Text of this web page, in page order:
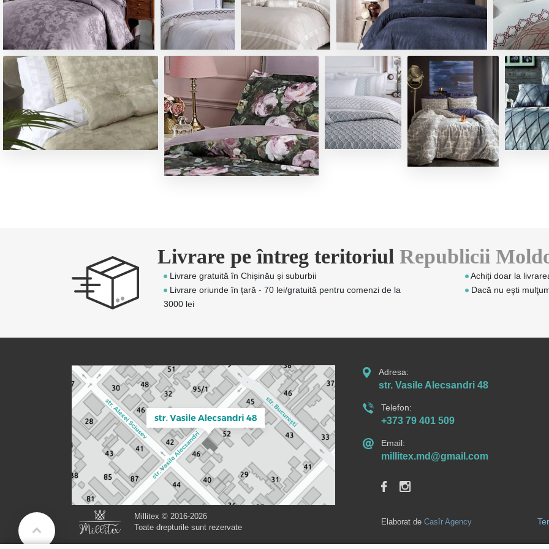
Livrare pe întreg teritoriul Republicii
Livrare gratuită în Chișinău și suburbii
Livrare oriunde în țară - 70 lei/gratuită pentru comenzi de la
3000 lei
Achiți doar la
Dacă nu eşti
Adresa:
str. Vasile Alecsandri 48
Telefon:
+373 79 401 509
Email:
millitex.md@gmail.com
Millitex © 2016-2026
Toate drepturile sunt rezervate
Elaborat de Casîr Agency